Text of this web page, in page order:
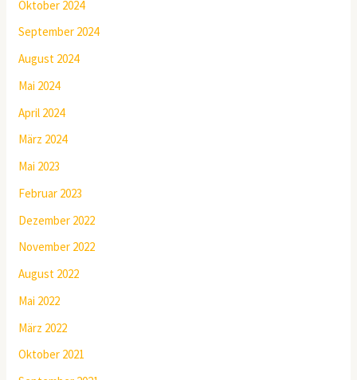
Oktober 2024
September 2024
August 2024
Mai 2024
April 2024
März 2024
Mai 2023
Februar 2023
Dezember 2022
November 2022
August 2022
Mai 2022
März 2022
Oktober 2021